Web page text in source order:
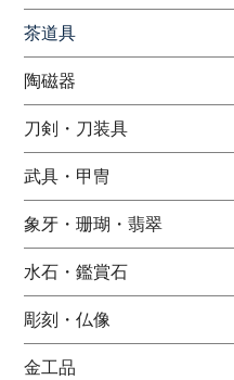
茶道具
陶磁器
刀剣・刀装具
武具・甲冑
象牙・珊瑚・翡翠
水石・鑑賞石
彫刻・仏像
金工品